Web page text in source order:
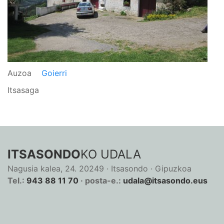
Auzoa
Goierri
Itsasaga
ITSASONDOKO UDALA
Nagusia kalea, 24. 20249 · Itsasondo · Gipuzkoa
Tel.: 943 88 11 70 · posta-e.: udala@itsasondo.eus